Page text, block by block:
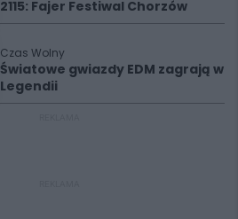
2115: Fajer Festiwal Chorzów
Czas Wolny
Światowe gwiazdy EDM zagrają w
Legendii